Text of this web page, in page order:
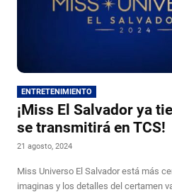
ENTRETENIMIENTO
¡Miss El Salvador ya
se transmitirá en TCS!
21 agosto, 2024
Miss Universo El Salvador está más
imaginas y los detalles del certamen